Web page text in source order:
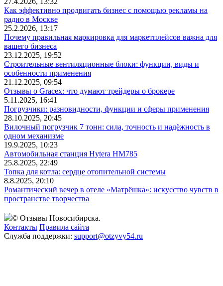
Как эффективно продвигать бизнес с помощью рекламы на
радио в Москве
25.2.2026, 13:17
Почему правильная маркировка для маркетплейсов важна для
вашего бизнеса
23.12.2025, 19:52
Строительные вентиляционные блоки: функции, виды и
особенности применения
21.12.2025, 09:54
Отзывы о Gracex: что думают трейдеры о брокере
5.11.2025, 16:41
Погрузчики: разновидности, функции и сферы применения
28.10.2025, 20:45
Вилочный погрузчик 7 тонн: сила, точность и надёжность в
одном механизме
19.9.2025, 10:23
Автомобильная станция Hytera HM785
25.8.2025, 22:49
Топка для котла: сердце отопительной системы
8.8.2025, 20:10
Романтический вечер в отеле «Матрёшка»: искусство чувств в
пространстве творчества
© Отзывы Новосибирска.
Контакты Правила сайта
Служба поддержки: support@otzyvy54.ru